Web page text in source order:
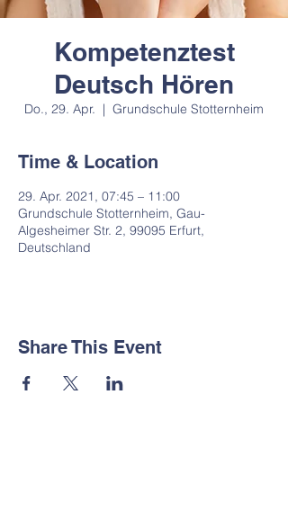
Kompetenztest
Deutsch Hören
Do., 29. Apr.
  |
Grundschule Stotternheim
Time & Location
29. Apr. 2021, 07:45 – 11:00
Grundschule Stotternheim, Gau-
Algesheimer Str. 2, 99095 Erfurt,
Deutschland
Share This Event